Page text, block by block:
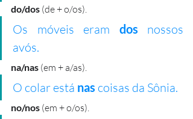
do/dos (de + o/os).
Os móveis eram dos nossos
avós.
na/nas (em + a/as).
O colar está nas coisas da Sônia.
no/nos (em + o/os).